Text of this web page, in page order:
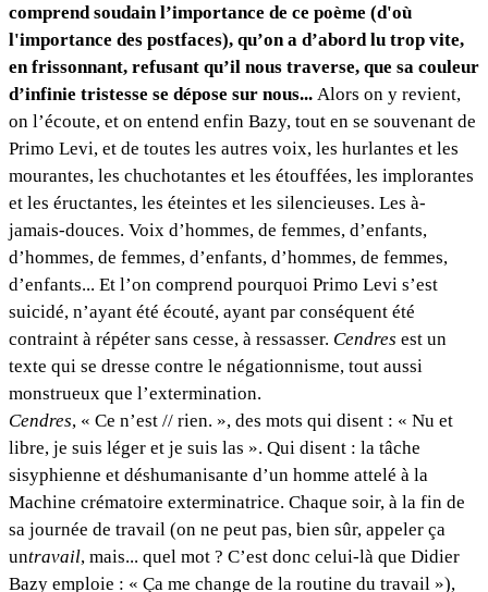
comprend soudain l’importance de ce poème (d'où
l'importance des postfaces), qu’on a d’abord lu trop vite,
en frissonnant, refusant qu’il nous traverse, que sa couleur
d’infinie tristesse se dépose sur nous... Alors on y revient,
on l’écoute, et on entend enfin Bazy, tout en se souvenant de
Primo Levi, et de toutes les autres voix, les hurlantes et les
mourantes, les chuchotantes et les étouffées, les implorantes
et les éructantes, les éteintes et les silencieuses. Les à-
jamais-douces. Voix d’hommes, de femmes, d’enfants,
d’hommes, de femmes, d’enfants, d’hommes, de femmes,
d’enfants... Et l’on comprend pourquoi Primo Levi s’est
suicidé, n’ayant été écouté, ayant par conséquent été
contraint à répéter sans cesse, à ressasser. Cendres est un
texte qui se dresse contre le négationnisme, tout aussi
monstrueux que l’extermination.
Cendres, « Ce n’est // rien. », des mots qui disent : « Nu et
libre, je suis léger et je suis las ». Qui disent : la tâche
sisyphienne et déshumanisante d’un homme attelé à la
Machine crématoire exterminatrice. Chaque soir, à la fin de
sa journée de travail (on ne peut pas, bien sûr, appeler ça
untravail, mais... quel mot ? C’est donc celui-là que Didier
Bazy emploie : « Ça me change de la routine du travail »),